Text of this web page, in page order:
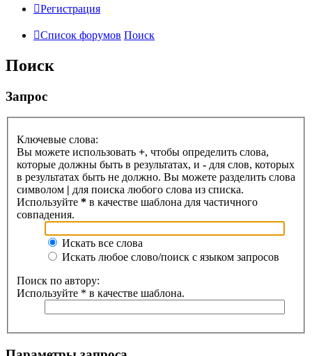
Регистрация
Список форумов Поиск
Поиск
Запрос
Ключевые слова:
Вы можете использовать +, чтобы определить слова,
которые должны быть в результатах, и - для слов, которых
в результатах быть не должно. Вы можете разделить слова
символом | для поиска любого слова из списка.
Используйте * в качестве шаблона для частичного
совпадения.
Искать все слова
Искать любое слово/поиск с языком запросов
Поиск по автору:
Используйте * в качестве шаблона.